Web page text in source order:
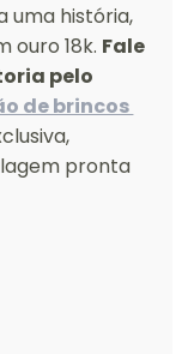
uma história,
ouro 18k. Fale
pelo
de brincos
pronta